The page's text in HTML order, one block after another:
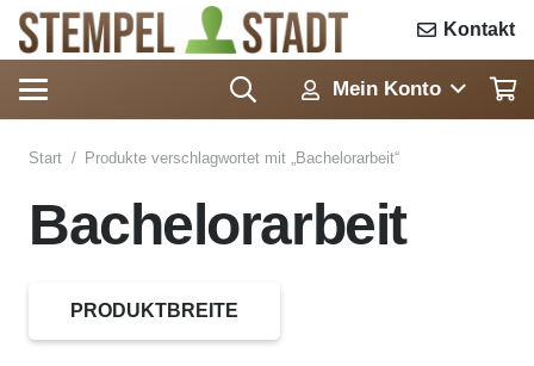
Kontakt
Mein Konto
Start / Produkte verschlagwortet mit „Bachelorarbeit“
Bachelorarbeit
PRODUKTBREITE